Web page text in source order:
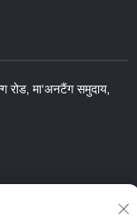
रोड, मा'अनटैंग समुदाय,